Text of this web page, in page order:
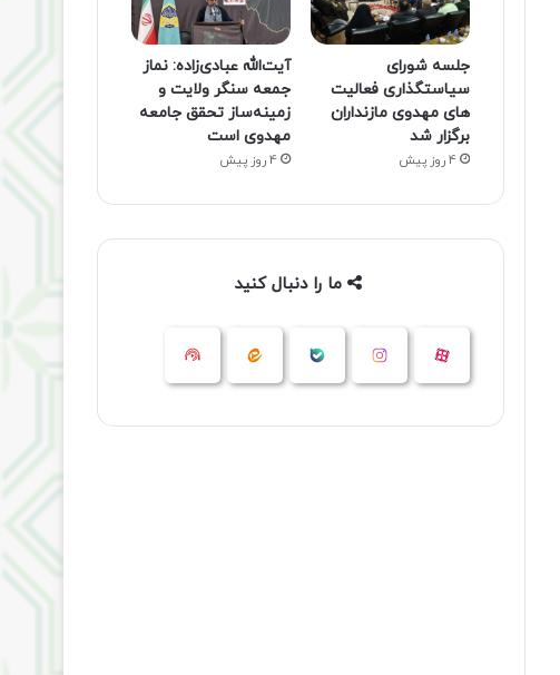
جلسه شورای
سیاستگذاری فعالیت
های مهدوی مازنداران
برگزار شد
4 روز پیش
آیت‌الله عبادی‌زاده: نماز
جمعه سنگر ولایت و
زمینه‌ساز تحقق جامعه
مهدوی است
4 روز پیش
ما را دنبال کنید
آپارات اینستاگرام ایتا